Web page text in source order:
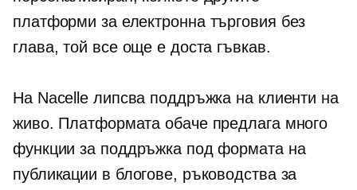
платформи за електронна търговия без
глава, той все още е доста гъвкав.
На Nacelle липсва поддръжка на клиенти на
живо. Платформата обаче предлага много
функции за поддръжка под формата на
публикации в блогове, ръководства за